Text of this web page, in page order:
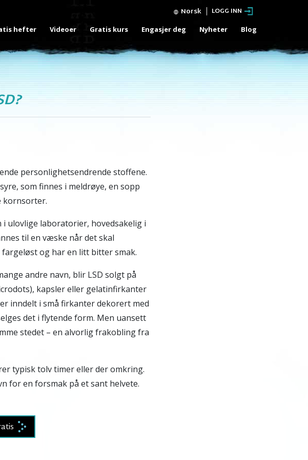
Norsk LOGG INN
hefter Videoer Gratis kurs Engasjer deg Nyheter Blog
personlighetsendrende stoffene.
som finnes i meldrøye, en sopp
kornsorter.
ulovlige laboratorier, hovedsakelig i
til en væske når det skal
og har en litt bitter smak.
andre navn, blir LSD solgt på
kapsler eller gelatinfirkanter
inndelt i små firkanter dekorert med
det i flytende form. Men uansett
stedet – en alvorlig frakobling fra
typisk tolv timer eller der omkring.
for en forsmak på et sant helvete.